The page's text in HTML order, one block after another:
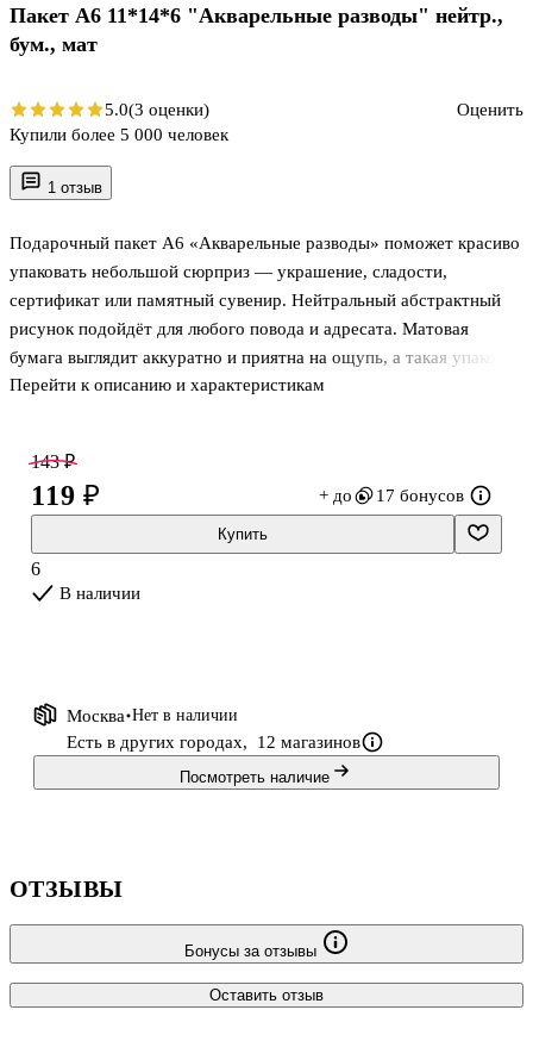
1 отзыв
Подарочный пакет А6 «Акварельные разводы» поможет красиво
упаковать небольшой сюрприз — украшение, сладости,
сертификат или памятный сувенир. Нейтральный абстрактный
рисунок подойдёт для любого повода и адресата. Матовая
бумага выглядит аккуратно и приятна на ощупь, а такая упаковка
экономит время: подарок уже готов к вручению. Хороший
Перейти к описанию и характеристикам
Пакет А6 11*14*6 "Акварельные разводы" нейтр.,
бум., мат
5.0(3 оценки)
Оценить
Купили более 5 000 человек
143 ₽
119 ₽ + до 17 бонусов
Купить
6
В наличии
Москва Нет в наличии
Есть в других городах, 12 магазинов
Посмотреть наличие
ОТЗЫВЫ
Бонусы за отзывы
Оставить отзыв